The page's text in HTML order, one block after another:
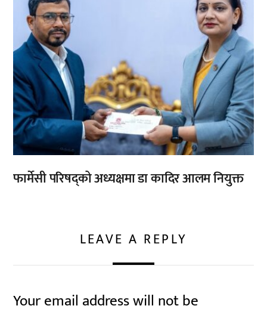
फार्मेसी परिषद्को अध्यक्षमा डा कादिर आलम नियुक्त
LEAVE A REPLY
Your email address will not be